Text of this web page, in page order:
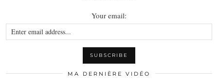
Your email:
MA DERNIÈRE VIDÉO